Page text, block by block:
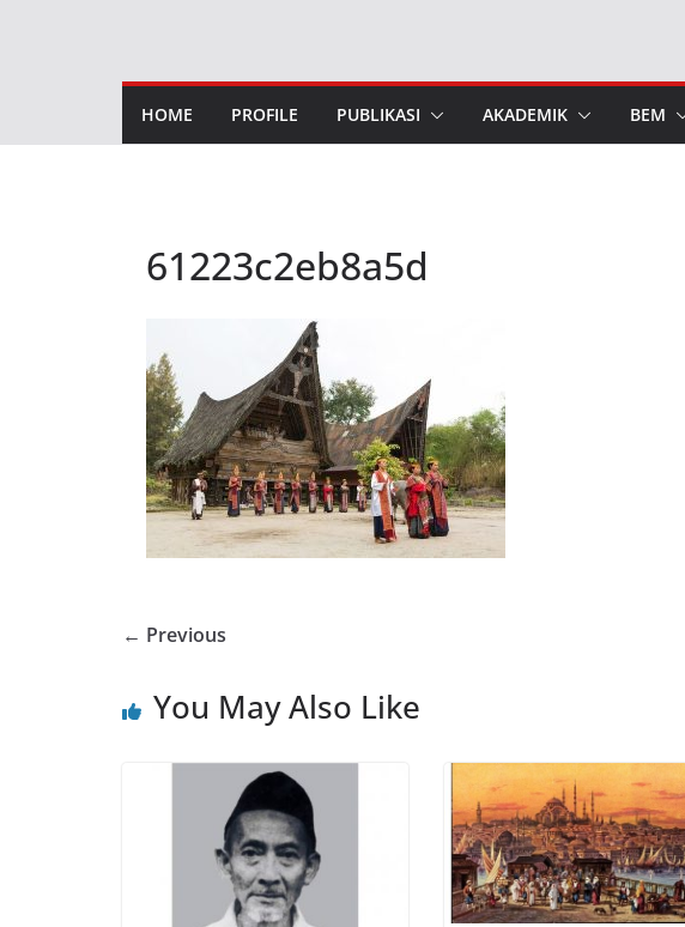
HOME PROFILE PUBLIKASI AKADEMIK BEM
61223c2eb8a5d
← Previous
You May Also Like